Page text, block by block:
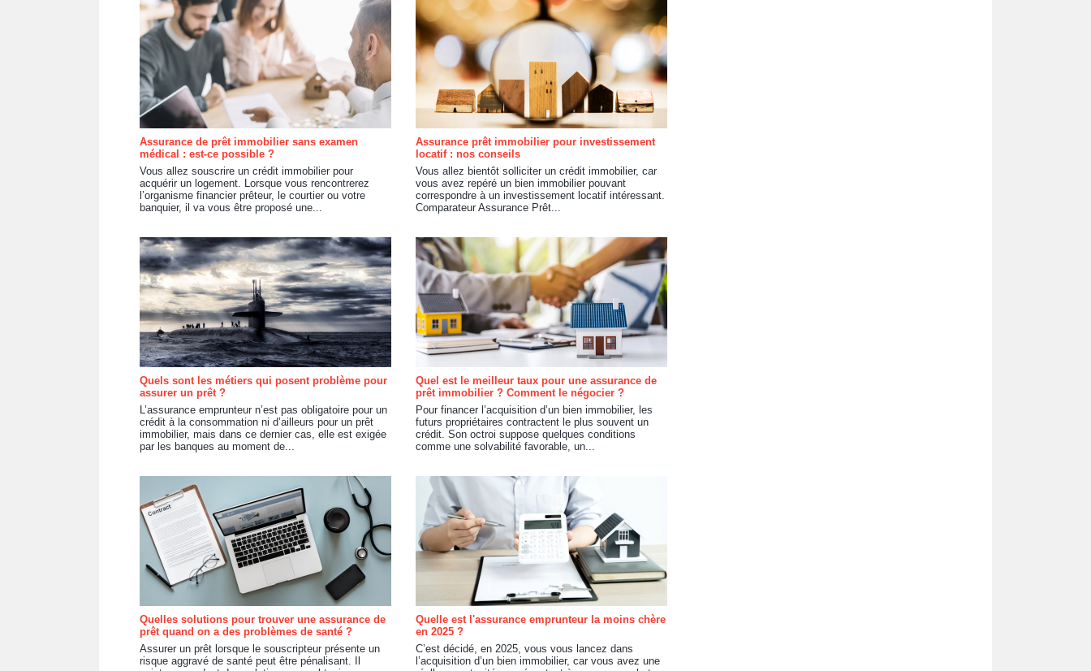
Assurance de prêt immobilier sans examen
médical : est-ce possible ?
Vous allez souscrire un crédit immobilier pour
acquérir un logement. Lorsque vous rencontrerez
l’organisme financier prêteur, le courtier ou votre
banquier, il va vous être proposé une...
Assurance prêt immobilier pour investissement
locatif : nos conseils
Vous allez bientôt solliciter un crédit immobilier, car
vous avez repéré un bien immobilier pouvant
correspondre à un investissement locatif intéressant.
Comparateur Assurance Prêt...
Quels sont les métiers qui posent problème pour
assurer un prêt ?
L’assurance emprunteur n’est pas obligatoire pour un
crédit à la consommation ni d’ailleurs pour un prêt
immobilier, mais dans ce dernier cas, elle est exigée
par les banques au moment de...
Quel est le meilleur taux pour une assurance de
prêt immobilier ? Comment le négocier ?
Pour financer l’acquisition d’un bien immobilier, les
futurs propriétaires contractent le plus souvent un
crédit. Son octroi suppose quelques conditions
comme une solvabilité favorable, un...
Quelles solutions pour trouver une assurance de
prêt quand on a des problèmes de santé ?
Assurer un prêt lorsque le souscripteur présente un
risque aggravé de santé peut être pénalisant. Il
Quelle est l'assurance emprunteur la moins chère
en 2025 ?
C’est décidé, en 2025, vous vous lancez dans
l’acquisition d’un bien immobilier, car vous avez une